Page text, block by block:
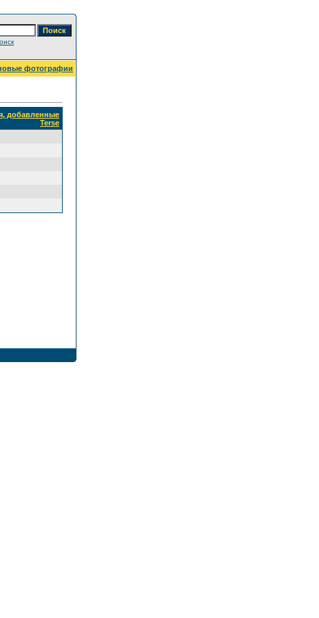
фотографии
добавленные
Terse